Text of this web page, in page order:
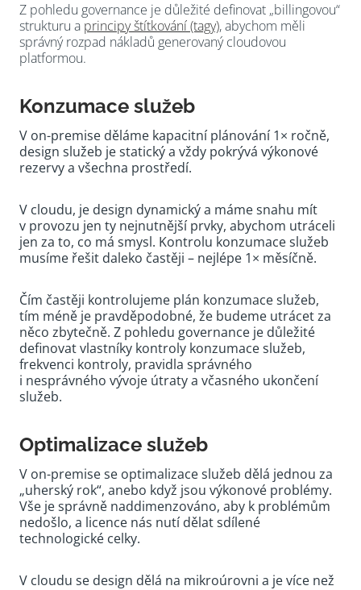
Z pohledu governance je důležité definovat „billingovou“
strukturu a principy štítkování (tagy), abychom měli
správný rozpad nákladů generovaný cloudovou
platformou.
Konzumace služeb
V on-premise děláme kapacitní plánování 1× ročně,
design služeb je statický a vždy pokrývá výkonové
rezervy a všechna prostředí.
V cloudu, je design dynamický a máme snahu mít
v provozu jen ty nejnutnější prvky, abychom utráceli
jen za to, co má smysl. Kontrolu konzumace služeb
musíme řešit daleko častěji – nejlépe 1× měsíčně.
Čím častěji kontrolujeme plán konzumace služeb,
tím méně je pravděpodobné, že budeme utrácet za
něco zbytečně. Z pohledu governance je důležité
definovat vlastníky kontroly konzumace služeb,
frekvenci kontroly, pravidla správného
i nesprávného vývoje útraty a včasného ukončení
služeb.
Optimalizace služeb
V on-premise se optimalizace služeb dělá jednou za
„uherský rok“, anebo když jsou výkonové problémy.
Vše je správně naddimenzováno, aby k problémům
nedošlo, a licence nás nutí dělat sdílené
technologické celky.
V cloudu se design dělá na mikroúrovni a je více než